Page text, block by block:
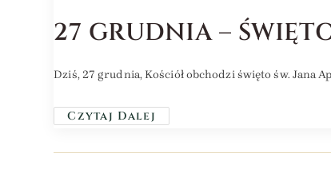
27 GRUDNIA –
Dziś, 27 grudnia, Kościół obchodzi święto św. Jana
Czytaj Dalej